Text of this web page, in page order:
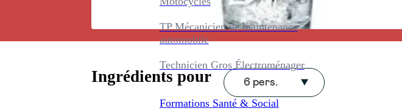
TP Mécanicien de maintenance
automobile
Technicien Gros Électroménager
Formations Santé & Social
Ingrédients pour 6 pers.